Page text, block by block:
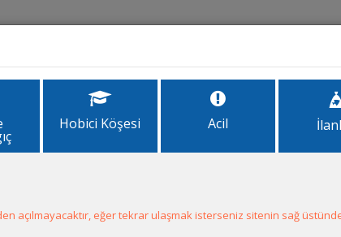
Forum
Hesap Durumu:
Aktif
Hobici Köşesi Acil
açılmayacaktır, eğer tekrar ulaşmak isterseniz sitenin sağ